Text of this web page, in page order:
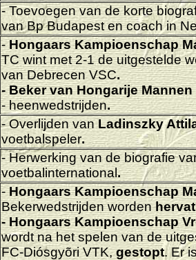
- Toevoegen van de korte
van Bp Budapest en coach in
-Hongaars Kampioenschap
TC wint met 2-1 de uitgestelde
van Debrecen VSC.
-Beker van HongarijeMannen
- heenwedstrijden.
- Overlijden vanLadinszky
voetbalspeler.
- Herwerking van de biografie
voetbalinternational.
-Hongaars Kampioenschap
Bekerwedstrijden wordenhervat
- Hongaars Kampioenschap
wordt na het spelen van de
FC-Diósgyõri VTK,gestopt. Er